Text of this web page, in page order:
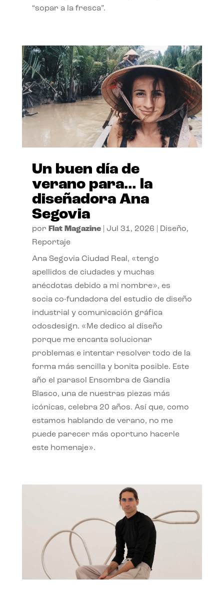
“sopar a la fresca”.
Un buen día de
verano para… la
diseñadora Ana
Segovia
por Flat Magazine| Jul 31, 2026 Diseño,
Reportaje
Ana Segovia Ciudad Real, «tengo
apellidos de ciudades y muchas
anécdotas debido a mi nombre», es
socia co-fundadora del estudio de diseño
industrial y comunicación gráfica
odosdesign. «Me dedico al diseño
porque me encanta solucionar
problemas e intentar resolver todo de la
forma más sencilla y bonita posible. Este
año el parasol Ensombra de Gandia
Blasco, una de nuestras piezas más
icónicas, celebra 20 años. Así que, como
estamos hablando de verano, no me
puede parecer más oportuno hacerle
este homenaje».